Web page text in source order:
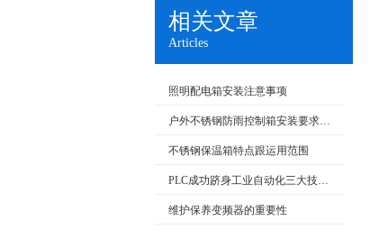
相关文章
Articles
照明配电箱安装注意事项
户外不锈钢防雨控制箱安装要求和产品特点
不锈钢保温箱特点跟运用范围
PLC成功跻身工业自动化三大技术支柱
维护保养变频器的重要性